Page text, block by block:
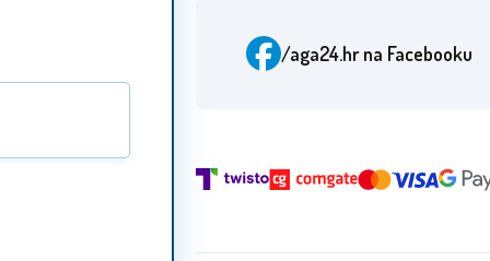
/aga24.hrna Facebooku